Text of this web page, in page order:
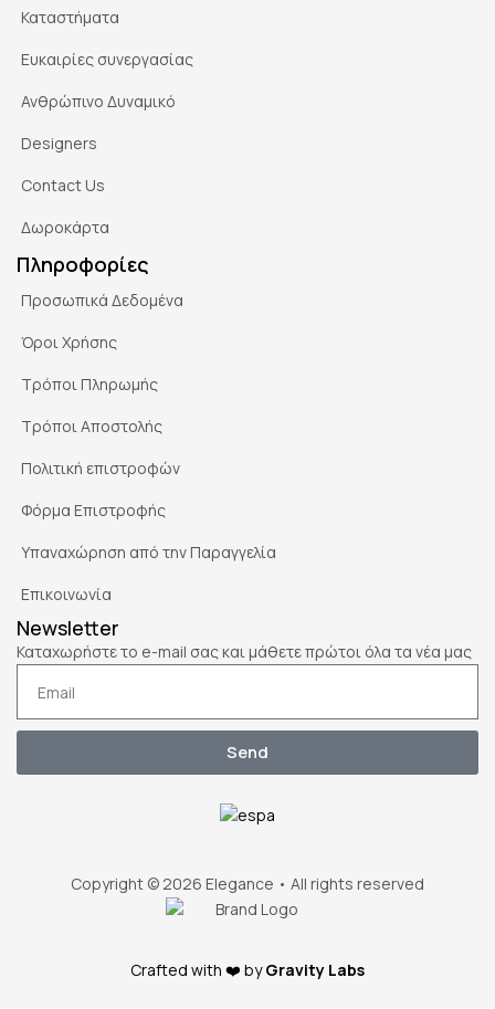
Καταστήματα
Ευκαιρίες συνεργασίας
Ανθρώπινο Δυναμικό
Designers
Contact Us
Δωροκάρτα
Πληροφορίες
Προσωπικά Δεδομένα
Όροι Χρήσης
Τρόποι Πληρωμής
Τρόποι Αποστολής
Πολιτική επιστροφών
Φόρμα Επιστροφής
Υπαναχώρηση από την Παραγγελία
Επικοινωνία
Newsletter
Καταχωρήστε το e-mail σας και μάθετε πρώτοι όλα τα νέα μας
Send
Copyright © 2026 Elegance • All rights reserved
Crafted with ❤️ byGravity Labs